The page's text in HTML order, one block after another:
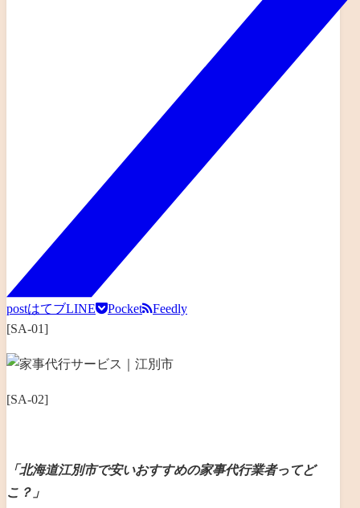
postはてブLINE Pocket
Feedly
[SA-01]
[SA-02]
「北海道江別市で安いおすすめの家事代行業者ってど
こ？」